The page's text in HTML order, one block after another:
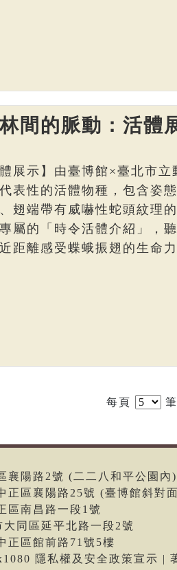
林間的脈動：活體
展示】由臺博館×臺北市
表性的活體物種，包含姿
翅端帶有威嚇性蛇頭紋理
屬的「時令活體介紹」，
距離感受蝶蛾振翅的生命
每頁
襄陽路2號 (二二八和平公園內)
正區襄陽路25號 (臺博館斜對
區南昌路一段1號
同區延平北路一段2號
正區館前路71號5樓
隱私權及安全政策宣示 |